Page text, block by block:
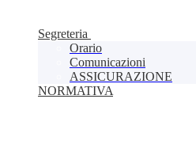
Segreteria
Orario
Comunicazioni
ASSICURAZIONE
NORMATIVA